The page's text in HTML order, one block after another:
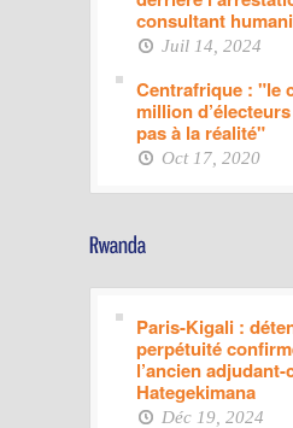
consultant
Juil 14, 2024
Centrafrique : "le
million
pas à la réalité"
Oct 17, 2020
Paris-Kigali :
perpétuité
l’ancien
Hategekimana
Déc 19, 2024